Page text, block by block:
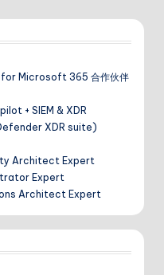
for Microsoft 365 合作伙伴
+ SIEM & XDR
XDR suite)
Architect Expert
Expert
Architect Expert